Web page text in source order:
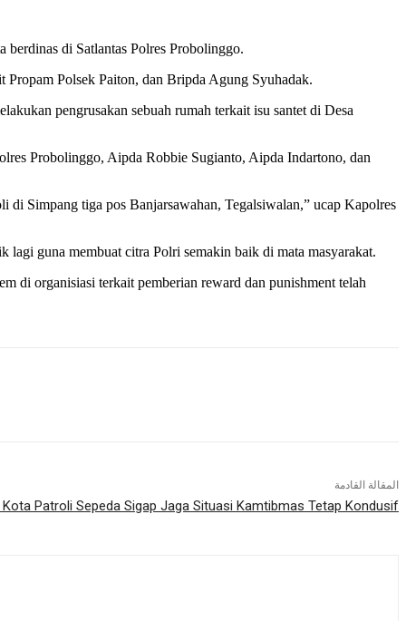
berdinas di Satlantas Polres Probolinggo.
Polsek Paiton, dan Bripda Agung Syuhadak.
pengrusakan sebuah rumah terkait isu santet di Desa
Probolinggo, Aipda Robbie Sugianto, Aipda Indartono, dan
di Simpang tiga pos Banjarsawahan, Tegalsiwalan,” ucap Kapolres
guna membuat citra Polri semakin baik di mata masyarakat.
di organisiasi terkait pemberian reward dan punishment telah
المقالة القادمة
Patroli Sepeda Sigap Jaga Situasi Kamtibmas Tetap Kondusif